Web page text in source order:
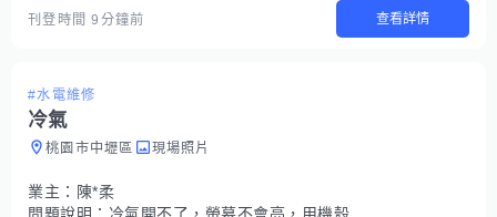
刊登時間9分鐘前 查看詳情
#水電維修
冷氣
桃園市中壢區 現場照片
業主： 陳*柔